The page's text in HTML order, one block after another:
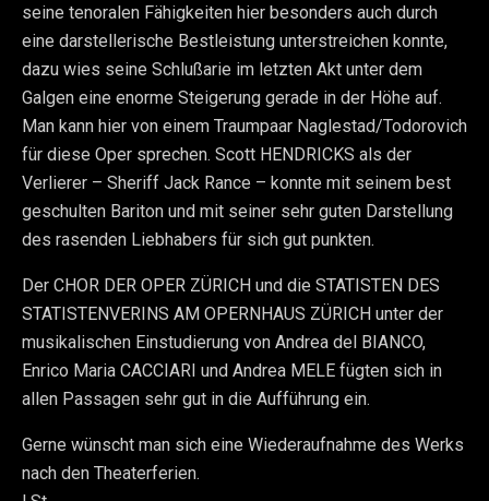
seine tenoralen Fähigkeiten hier besonders auch durch
eine darstellerische Bestleistung unterstreichen konnte,
dazu wies seine Schlußarie im letzten Akt unter dem
Galgen eine enorme Steigerung gerade in der Höhe auf.
Man kann hier von einem Traumpaar Naglestad/Todorovich
für diese Oper sprechen. Scott HENDRICKS als der
Verlierer – Sheriff Jack Rance – konnte mit seinem best
geschulten Bariton und mit seiner sehr guten Darstellung
des rasenden Liebhabers für sich gut punkten.
Der CHOR DER OPER ZÜRICH und die STATISTEN DES
STATISTENVERINS AM OPERNHAUS ZÜRICH unter der
musikalischen Einstudierung von Andrea del BIANCO,
Enrico Maria CACCIARI und Andrea MELE fügten sich in
allen Passagen sehr gut in die Aufführung ein.
Gerne wünscht man sich eine Wiederaufnahme des Werks
nach den Theaterferien.